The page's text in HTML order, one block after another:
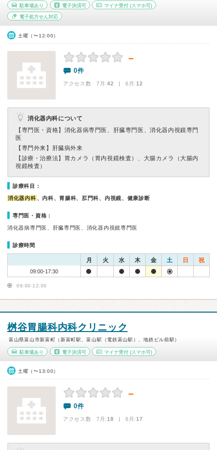
駐車場あり 電子決済可 マイナ受付 (スマホ可)
電子処方せん対応
土曜（〜12:00）
－
0件
アクセス数 7月:42 | 6月:12
消化器内科について
【専門医・資格】 消化器病専門医、肝臓専門医、消化器内視鏡専門
医
【専門外来】 肝臓病外来
【診療・治療法】 胃カメラ（胃内視鏡検査）、大腸カメラ（大腸内
視鏡検査）
診療科目：
消化器内科 、内科、胃腸科、肛門科、内視鏡、健康診断
専門医・資格：
消化器病専門医、肝臓専門医、消化器内視鏡専門医
診療時間
月 火 水 木 金 土 日 祝
09:00-17:30
09:00-12:00
桝谷胃腸科内科クリニック
富山県富山市新富町（新富町駅、富山駅（電鉄富山駅）、地鉄ビル前駅）
駐車場あり 電子決済可 マイナ受付 (スマホ可)
土曜（〜13:00）
－
0件
アクセス数 7月:18 | 6月:17